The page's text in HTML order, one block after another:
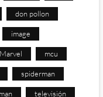
don pollon
image
Marvel mcu
spiderman
televisión